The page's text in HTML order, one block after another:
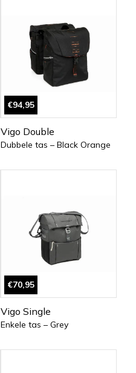
€94,95
Vigo Double
Dubbele tas – Black Orange
€70,95
Vigo Single
Enkele tas – Grey